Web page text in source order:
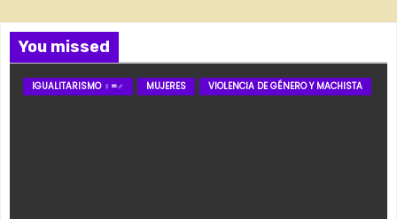
You missed
IGUALITARISMO ♀=♂ MUJERES VIOLENCIA DE GÉNERO Y MACHISTA